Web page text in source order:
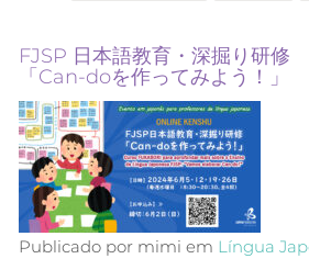
FJSP 日本語教育・深掘り研修
「Can-doを作ってみよう！」
Publicado por mimi em Língua